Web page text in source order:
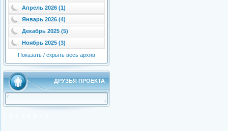
Апрель 2026 (1)
Январь 2026 (4)
Декабрь 2025 (5)
Ноябрь 2025 (3)
Показать / скрыть весь архив
ДРУЗЬЯ ПРОЕКТА